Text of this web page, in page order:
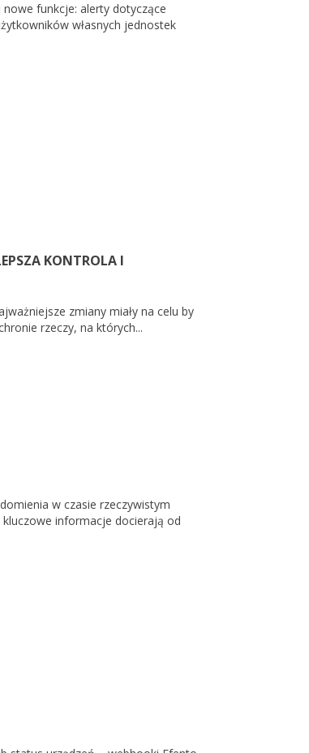
funkcje: alerty dotyczące
własnych jednostek
KONTROLA I
zmiany miały na celu by
rzeczy, na których...
w czasie rzeczywistym
informacje docierają od